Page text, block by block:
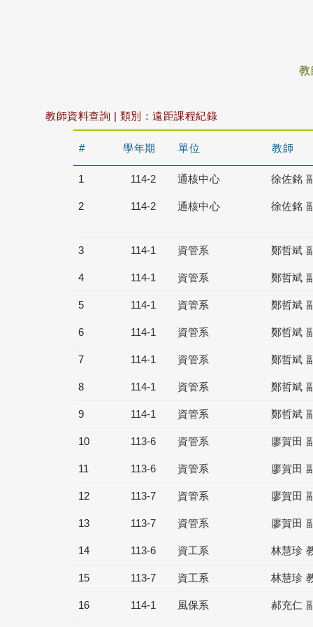
教
教師資料查詢 | 類別：遠距課程紀錄
# 學年期 單位 教師
1 114-2 通核中心 徐佐銘
2 114-2 通核中心 徐佐銘
3 114-1 資管系 鄭哲斌
4 114-1 資管系 鄭哲斌
5 114-1 資管系 鄭哲斌
6 114-1 資管系 鄭哲斌
7 114-1 資管系 鄭哲斌
8 114-1 資管系 鄭哲斌
9 114-1 資管系 鄭哲斌
10 113-6 資管系 廖賀田
11 113-6 資管系 廖賀田
12 113-7 資管系 廖賀田
13 113-7 資管系 廖賀田
14 113-6 資工系 林慧珍
15 113-7 資工系 林慧珍
16 114-1 風保系 郝充仁